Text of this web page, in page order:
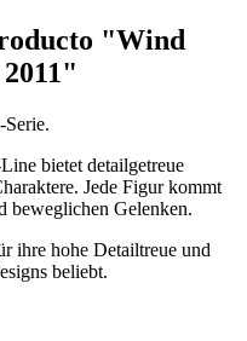
"Wind
bietet detailgetreue
Jede Figur kommt
beweglichen Gelenken.
ihre hohe Detailtreue und
beliebt.